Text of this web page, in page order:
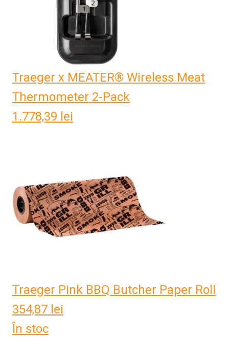
Traeger x MEATER® Wireless Meat
Thermometer 2-Pack
1.778,39 lei
Traeger Pink BBQ Butcher Paper Roll
354,87 lei
În stoc